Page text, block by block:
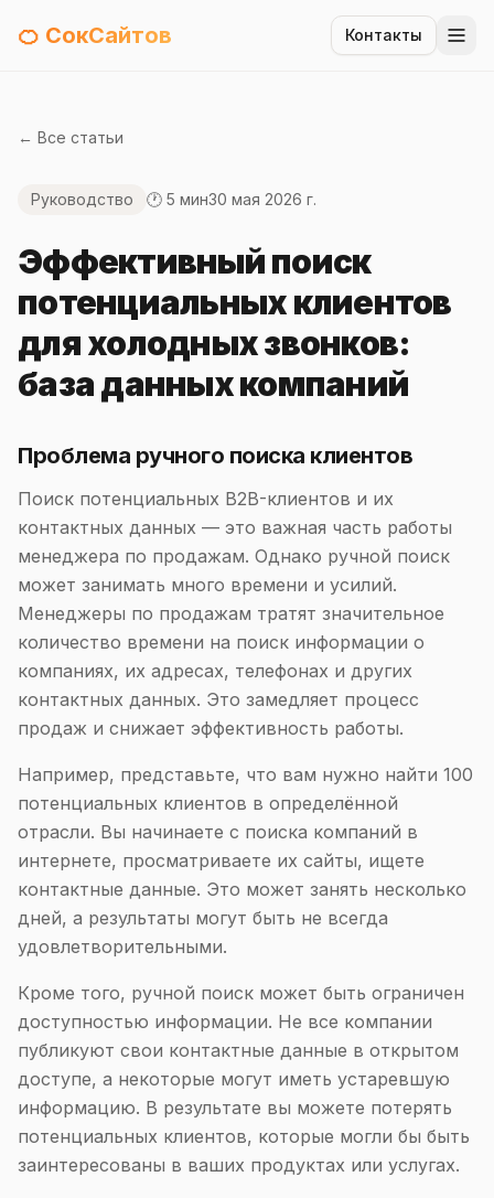
🍊 СокСайтов Контакты
← Все статьи
Руководство 🕐 5 мин30 мая 2026 г.
Эффективный поиск
потенциальных клиентов
для холодных звонков:
база данных компаний
Проблема ручного поиска клиентов
Поиск потенциальных B2B-клиентов и их
контактных данных — это важная часть работы
менеджера по продажам. Однако ручной поиск
может занимать много времени и усилий.
Менеджеры по продажам тратят значительное
количество времени на поиск информации о
компаниях, их адресах, телефонах и других
контактных данных. Это замедляет процесс
продаж и снижает эффективность работы.
Например, представьте, что вам нужно найти 100
потенциальных клиентов в определённой
отрасли. Вы начинаете с поиска компаний в
интернете, просматриваете их сайты, ищете
контактные данные. Это может занять несколько
дней, а результаты могут быть не всегда
удовлетворительными.
Кроме того, ручной поиск может быть ограничен
доступностью информации. Не все компании
публикуют свои контактные данные в открытом
доступе, а некоторые могут иметь устаревшую
информацию. В результате вы можете потерять
потенциальных клиентов, которые могли бы быть
заинтересованы в ваших продуктах или услугах.